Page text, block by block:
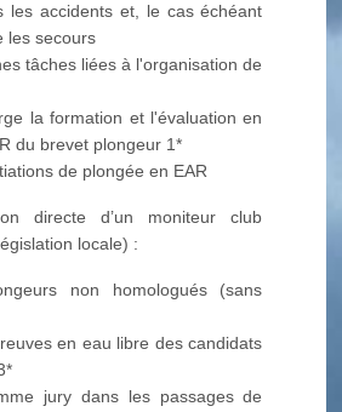
les accidents et, le cas échéant
les secours
tâches liées à l'organisation de
la formation et l'évaluation en
du brevet plongeur 1*
de plongée en EAR
directe d’un moniteur club
locale) :
non homologués (sans
en eau libre des candidats
jury dans les passages de